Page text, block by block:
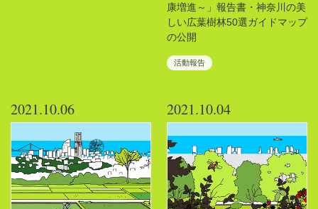
康増進～」報告書・神奈川の美
しい広葉樹林50選ガイドマップ
の公開
活動報告
2021.10.06 2021.10.04